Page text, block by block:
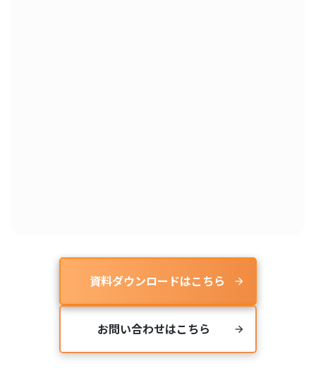
資料ダウンロードはこちら arrow_forward
お問い合わせはこちら arrow_forward